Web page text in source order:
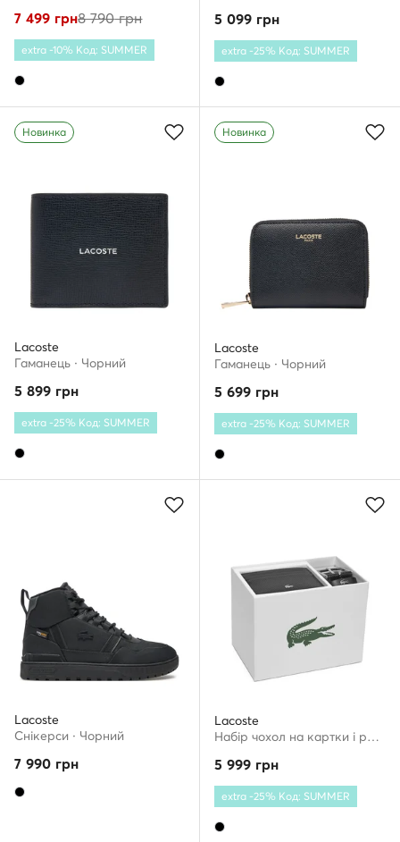
7 499 грн8 790грн
extra -10% Код: SUMMER
5 099 грн
extra -25% Код: SUMMER
Новинка
Lacoste
Гаманець · Чорний
5 899 грн
extra -25% Код: SUMMER
Новинка
Lacoste
Гаманець · Чорний
5 699 грн
extra -25% Код: SUMMER
Lacoste
Снікерcи · Чорний
7 990 грн
Lacoste
Набір чохол на картки і ремінь · Чорний
5 999 грн
extra -25% Код: SUMMER